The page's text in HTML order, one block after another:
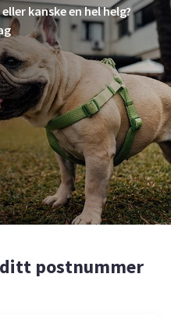
kanske en hel helg?
postnummer